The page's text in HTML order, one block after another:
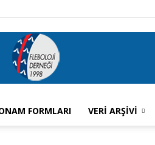
FORMLARI VERİ ARŞİVİ